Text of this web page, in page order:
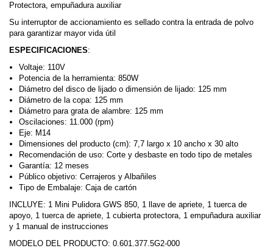
Protectora, empuñadura auxiliar
Su interruptor de accionamiento es sellado contra la entrada de polvo
para garantizar mayor vida útil
ESPECIFICACIONES:
Voltaje: 110V
Potencia de la herramienta: 850W
Diámetro del disco de lijado o dimensión de lijado: 125 mm
Diámetro de la copa: 125 mm
Diámetro para grata de alambre: 125 mm
Oscilaciones: 11.000 (rpm)
Eje: M14
Dimensiones del producto (cm): 7,7 largo x 10 ancho x 30 alto
Recomendación de uso: Corte y desbaste en todo tipo de metales
Garantía: 12 meses
Público objetivo: Cerrajeros y Albañiles
Tipo de Embalaje: Caja de cartón
INCLUYE: 1 Mini Pulidora GWS 850, 1 llave de apriete, 1 tuerca de
apoyo, 1 tuerca de apriete, 1 cubierta protectora, 1 empuñadura auxiliar
y 1 manual de instrucciones
MODELO DEL PRODUCTO: 0.601.377.5G2-000